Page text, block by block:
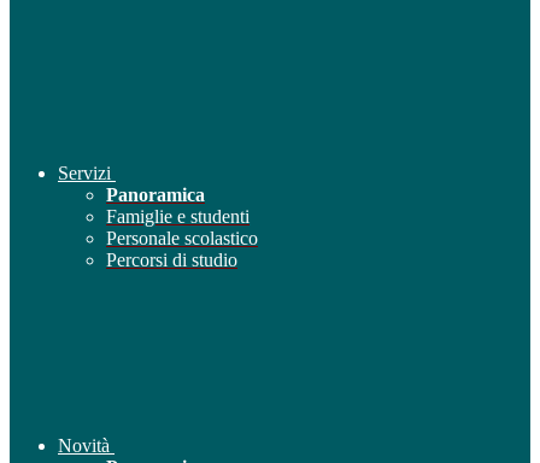
Servizi
Panoramica
Famiglie e studenti
Personale scolastico
Percorsi di studio
Novità